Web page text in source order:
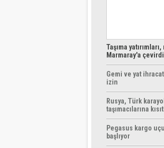
Taşıma yatırımları,
Marmaray'a çevirdi
Gemi ve yat
izin
Rusya, Türk
taşımacılarına
getirebilir
Pegasus kargo
başlıyor